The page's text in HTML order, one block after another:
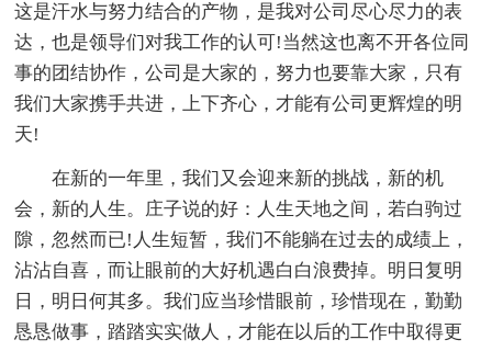
这是汗水与努力结合的产物，是我对公司尽心尽力的表
达，也是领导们对我工作的认可!当然这也离不开各位同
事的团结协作，公司是大家的，努力也要靠大家，只有
我们大家携手共进，上下齐心，才能有公司更辉煌的明
天!
在新的一年里，我们又会迎来新的挑战，新的机
会，新的人生。庄子说的好：人生天地之间，若白驹过
隙，忽然而已!人生短暂，我们不能躺在过去的成绩上，
沾沾自喜，而让眼前的大好机遇白白浪费掉。明日复明
日，明日何其多。我们应当珍惜眼前，珍惜现在，勤勤
恳恳做事，踏踏实实做人，才能在以后的工作中取得更